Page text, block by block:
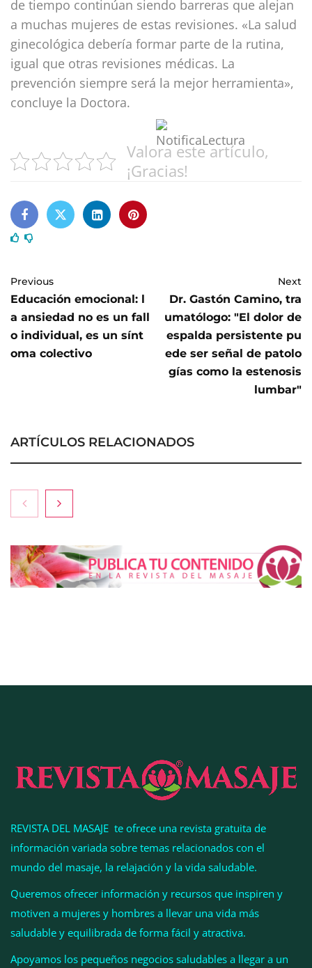
de tiempo continúan siendo barreras que alejan
a muchas mujeres de estas revisiones. «La salud
ginecológica debería formar parte de la rutina,
igual que otras revisiones médicas. La
prevención siempre será la mejor herramienta»,
concluye la Doctora.
Valora este artículo,
¡Gracias!
Previous
Educación emocional: l
a ansiedad no es un fall
o individual, es un sínt
oma colectivo
Next
Dr. Gastón Camino, tra
umatólogo: "El dolor de
espalda persistente pu
ede ser señal de patolo
gías como la estenosis
lumbar"
ARTÍCULOS RELACIONADOS
Perfumería Laura incorpora Nasomatto a su
REVISTA DEL MASAJE te ofrece una revista gratuita de
información variada sobre temas relacionados con el
mundo del masaje, la relajación y la vida saludable.
Queremos ofrecer información y recursos que inspiren y
motiven a mujeres y hombres a llevar una vida más
saludable y equilibrada de forma fácil y atractiva.
Apoyamos los pequeños negocios saludables a llegar a un